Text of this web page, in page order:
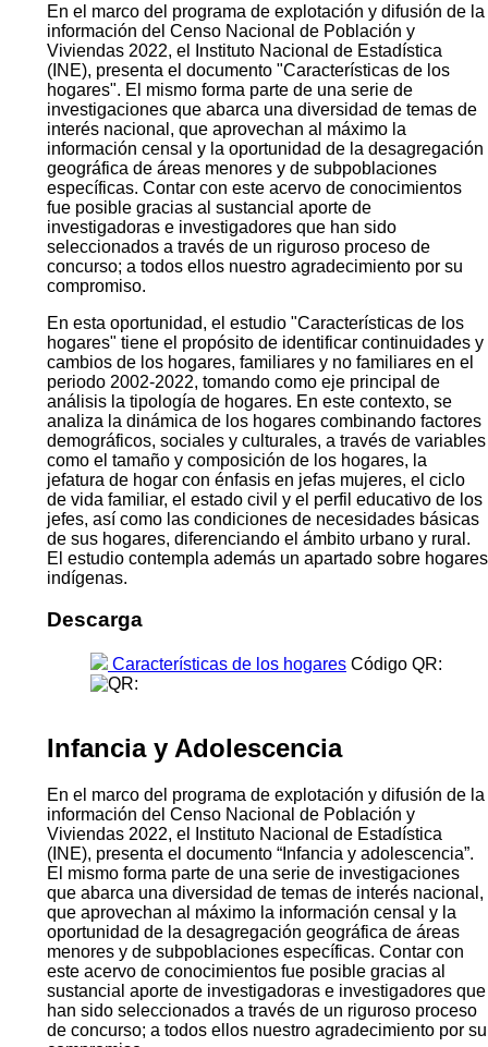
En el marco del programa de explotación y difusión de la
información del Censo Nacional de Población y
Viviendas 2022, el Instituto Nacional de Estadística
(INE), presenta el documento "Características de los
hogares". El mismo forma parte de una serie de
investigaciones que abarca una diversidad de temas de
interés nacional, que aprovechan al máximo la
información censal y la oportunidad de la desagregación
geográfica de áreas menores y de subpoblaciones
específicas. Contar con este acervo de conocimientos
fue posible gracias al sustancial aporte de
investigadoras e investigadores que han sido
seleccionados a través de un riguroso proceso de
concurso; a todos ellos nuestro agradecimiento por su
compromiso.
En esta oportunidad, el estudio "Características de los
hogares" tiene el propósito de identificar continuidades y
cambios de los hogares, familiares y no familiares en el
periodo 2002-2022, tomando como eje principal de
análisis la tipología de hogares. En este contexto, se
analiza la dinámica de los hogares combinando factores
demográficos, sociales y culturales, a través de variables
como el tamaño y composición de los hogares, la
jefatura de hogar con énfasis en jefas mujeres, el ciclo
de vida familiar, el estado civil y el perfil educativo de los
jefes, así como las condiciones de necesidades básicas
de sus hogares, diferenciando el ámbito urbano y rural.
El estudio contempla además un apartado sobre hogares
indígenas.
Descarga
Características de los hogares Código QR:
Infancia y Adolescencia
En el marco del programa de explotación y difusión de la
información del Censo Nacional de Población y
Viviendas 2022, el Instituto Nacional de Estadística
(INE), presenta el documento “Infancia y adolescencia”.
El mismo forma parte de una serie de investigaciones
que abarca una diversidad de temas de interés nacional,
que aprovechan al máximo la información censal y la
oportunidad de la desagregación geográfica de áreas
menores y de subpoblaciones específicas. Contar con
este acervo de conocimientos fue posible gracias al
sustancial aporte de investigadoras e investigadores que
han sido seleccionados a través de un riguroso proceso
de concurso; a todos ellos nuestro agradecimiento por su